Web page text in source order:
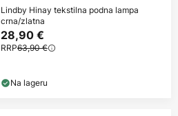
Lindby Hinay tekstilna podna lampa
crna/zlatna
28,90 €
RRP63,90 €
Na lageru